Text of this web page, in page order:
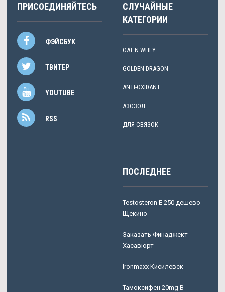
ПРИСОЕДИНЯЙТЕСЬ
ФЭЙСБУК
ТВИТЕР
YOUTUBE
RSS
СЛУЧАЙНЫЕ
КАТЕГОРИИ
OAT N WHEY
GOLDEN DRAGON
ANTI-OXIDANT
АЗОЗОЛ
ДЛЯ СВЯЗОК
ПОСЛЕДНЕЕ
Testosteron E 250 дешево
Щекино
Заказать Финаджект
Хасавюрт
Ironmaxx Кисилевск
Тамоксифен 20mg В